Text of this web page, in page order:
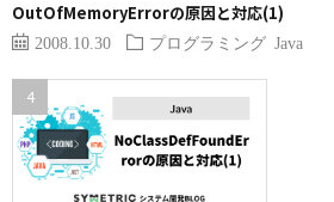
OutOfMemoryErrorの原因と対応(1)
2008.10.30 プログラミング Java